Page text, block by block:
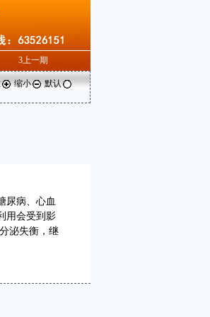
3上一期
缩小 默认
尿病、心血
用会受到影
泌失衡，继